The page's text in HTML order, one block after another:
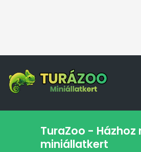
TuraZoo - Házhoz
miniállatkert